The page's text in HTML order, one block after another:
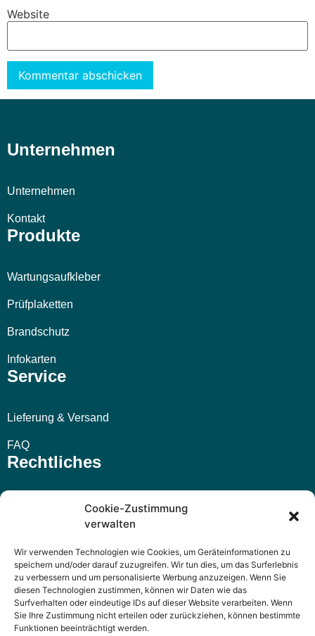
Cookie-Zustimmung
verwalten
Wir verwenden Technologien wie Cookies, um Geräteinformationen zu
speichern und/oder darauf zuzugreifen. Wir tun dies, um das Surferlebnis
zu verbessern und um personalisierte Werbung anzuzeigen. Wenn Sie
diesen Technologien zustimmen, können wir Daten wie das
Surfverhalten oder eindeutige IDs auf dieser Website verarbeiten. Wenn
Sie Ihre Zustimmung nicht erteilen oder zurückziehen, können bestimmte
Funktionen beeinträchtigt werden.
Website
Unternehmen
Unternehmen
Kontakt
Produkte
Wartungsaufkleber
Prüfplaketten
Brandschutz
Infokarten
Service
Lieferung & Versand
FAQ
Rechtliches
Widerrufsbelehrung
Datenschutzerklärung